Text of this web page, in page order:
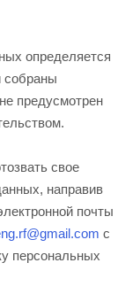
определяется
собраны
предусмотрен
свое
направив
почты
с
персональных